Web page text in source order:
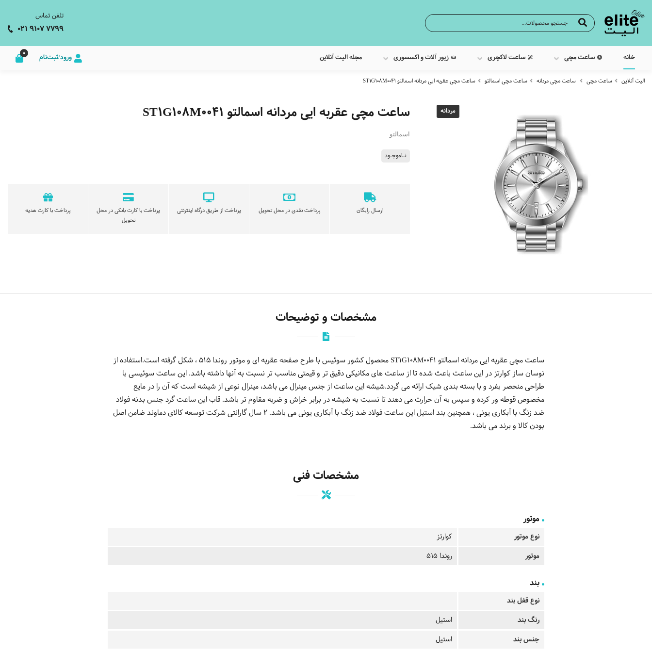
تلفن تماس
021 9107 7799
خانه ساعت مچی ساعت لاکچری زیور آلات و اکسسوری مجله الیت آنلاین ورود/ثبت‌نام 0
الیت آنلاین ساعت مچی ساعت مچی مردانه ساعت مچی اسمالتو ساعت مچی عقربه ایی مردانه اسمالتو ST1G108M0041
مردانه ساعت مچی عقربه ایی مردانه اسمالتو ST1G108M0041
اسمالتو
نـاموجـود
ارسال رایگان پرداخت نقدی در محل تحویل پرداخت از طریق درگاه اینترنتی
پرداخت با کارت بانکی در محل
تحویل
پرداخت با کارت هدیه
مشخصات و توضیحات
ساعت مچی عقربه ایی مردانه اسمالتو ST1G108M0041 محصول کشور سوئیس با طرح صفحه عقربه ای و موتور روندا 515 ، شکل گرفته است.استفاده از
نوسان ساز کوارتز در این ساعت باعث شده تا از ساعت های مکانیکی دقیق تر و قیمتی مناسب تر نسبت به آنها داشته باشد. این ساعت سوئیسی با
طراحی منحصر بفرد و با بسته بندی شیک ارائه می گردد.شیشه این ساعت از جنس مینرال می باشد، مینرال نوعی از شیشه است که آن را در مایع
مخصوص قوطه ور کرده و سپس به آن حرارت می دهند تا نسبت به شیشه در برابر خراش و ضربه مقاوم تر باشد. قاب این ساعت گرد جنس بدنه فولاد
ضد زنگ با آبکاری یونی ، همچنین بند استیل این ساعت فولاد ضد زنگ با آبکاری یونی می باشد. 2 سال گارانتی شرکت توسعه کالای دماوند ضامن اصل
بودن کالا و برند می باشد.
مشخصات فنی
موتور
نوع موتور
کوارتز
موتور
روندا 515
بند
نوع قفل بند
رنگ بند
استیل
جنس بند
استیل